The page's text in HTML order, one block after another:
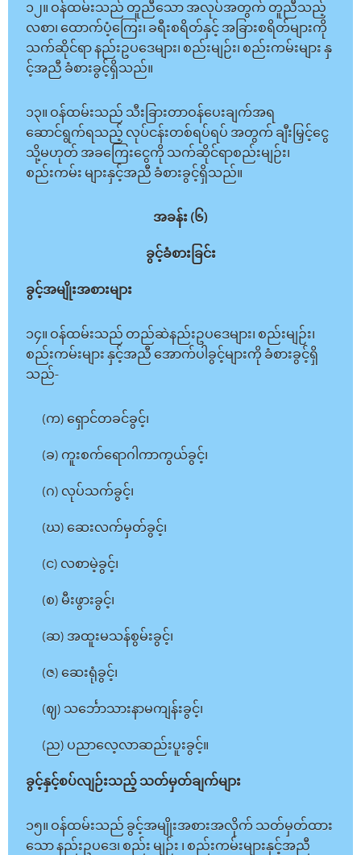
၁၂။ ဝန်ထမ်းသည် တူညီသော အလုပ်အတွက် တူညီသည့်
လစာ၊ ထောက်ပံ့ကြေး၊ ခရီးစရိတ်နှင့် အခြားစရိတ်များကို
သက်ဆိုင်ရာ နည်းဥပဒေများ၊ စည်းမျဉ်း၊ စည်းကမ်းများ နှ
င့်အညီ ခံစားခွင့်ရှိသည်။
၁၃။ ဝန်ထမ်းသည် သီးခြားတာဝန်ပေးချက်အရ
ဆောင်ရွက်ရသည့် လုပ်ငန်းတစ်ရပ်ရပ် အတွက် ချီးမြှင့်ငွေ
သို့မဟုတ် အခကြေးငွေကို သက်ဆိုင်ရာစည်းမျဉ်း၊
စည်းကမ်း များနှင့်အညီ ခံစားခွင့်ရှိသည်။
အခန်း (၆)
ခွင့်ခံစားခြင်း
ခွင့်အမျိုးအစားများ
၁၄။ ဝန်ထမ်းသည် တည်ဆဲနည်းဥပဒေများ၊ စည်းမျဉ်း၊
စည်းကမ်းများ နှင့်အညီ အောက်ပါခွင့်များကို ခံစားခွင့်ရှိ
သည်-
(က) ရှောင်တခင်ခွင့်၊
(ခ) ကူးစက်ရောဂါကာကွယ်ခွင့်၊
(ဂ) လုပ်သက်ခွင့်၊
(ဃ) ဆေးလက်မှတ်ခွင့်၊
(င) လစာမဲ့ခွင့်၊
(စ) မီးဖွားခွင့်၊
(ဆ) အထူးမသန်စွမ်းခွင့်၊
(ဇ) ဆေးရုံခွင့်၊
(ဈ) သင်္ဘောသားနာမကျန်းခွင့်၊
(ည) ပညာလေ့လာဆည်းပူးခွင့်။
ခွင့်နှင့်စပ်လျဉ်းသည့် သတ်မှတ်ချက်များ
၁၅။ ဝန်ထမ်းသည် ခွင့်အမျိုးအစားအလိုက် သတ်မှတ်ထား
သော နည်းဥပဒေ၊ စည်း မျဉ်း ၊ စည်းကမ်းများနှင့်အညီ